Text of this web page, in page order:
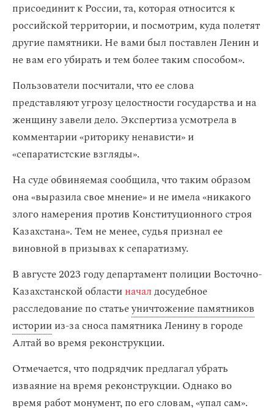
присоединит к России, та, которая относится к
российской территории, и посмотрим, куда полетят
другие памятники. Не вами был поставлен Ленин и
не вам его убирать и тем более таким способом».
Пользователи посчитали, что ее слова
представляют угрозу целостности государства и на
женщину завели дело. Экспертиза усмотрела в
комментарии «риторику ненависти» и
«сепаратистские взгляды».
На суде обвиняемая сообщила, что таким образом
она «выразила свое мнение» и не имела «никакого
злого намерения против Конституционного строя
Казахстана». Тем не менее, судья признал ее
виновной в призывах к сепаратизму.
В августе 2023 году департамент полиции Восточно-
Казахстанской областиначалдосудебное
расследование по статьеуничтожение памятников
историииз-за сноса памятника Ленину в городе
Алтай во время реконструкции.
Отмечается, что подрядчик предлагал убрать
изваяние на время реконструкции. Однако во
время работ монумент, по его словам, «упал сам».